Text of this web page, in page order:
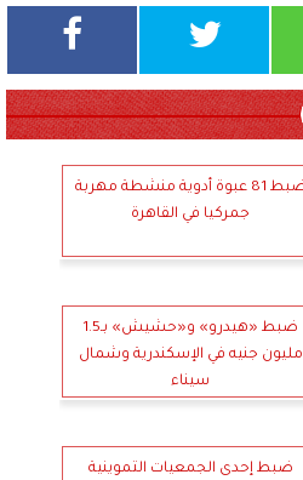
ضبط 81 عبوة أدوية منشطة مهربة
جمركيا في القاهرة
ضبط «هيدرو» و«حشيش» بـ1.5
مليون جنيه في الإسكندرية وشمال
سيناء
ضبط إحدى الجمعيات التموينية